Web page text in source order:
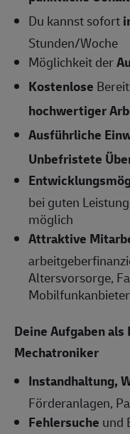
Du kannst sofort
Stunden/Woche
Möglichkeit der
Kostenlose
hochwertiger
Ausführliche
Unbefristete
bei guten
möglich
Attraktive
Altersvorsorge,
Deine Aufgaben als
Mechatroniker
Instandhaltung,
Förderanlagen,
Fehlersuche und